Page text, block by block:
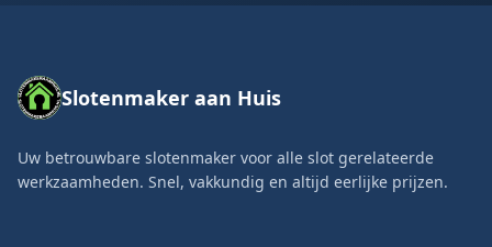
Slotenmaker aan Huis
Uw betrouwbare slotenmaker voor alle slot gerelateerde
werkzaamheden. Snel, vakkundig en altijd eerlijke prijzen.